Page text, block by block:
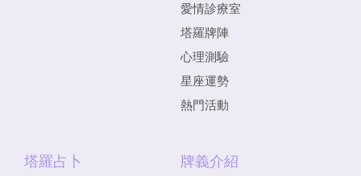
愛情診療室
塔羅牌陣
心理測驗
星座運勢
熱門活動
塔羅占卜 牌義介紹